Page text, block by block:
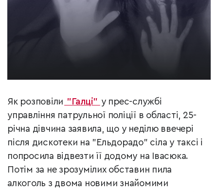
Як розповіли "Галці" у прес-службі
управління патрульної поліції в області, 25-
річна дівчина заявила, що у неділю ввечері
після дискотеки на "Ельдорадо" сіла у таксі і
попросила відвезти її додому на Івасюка.
Потім за не зрозумілих обставин пила
алкоголь з двома новими знайомими